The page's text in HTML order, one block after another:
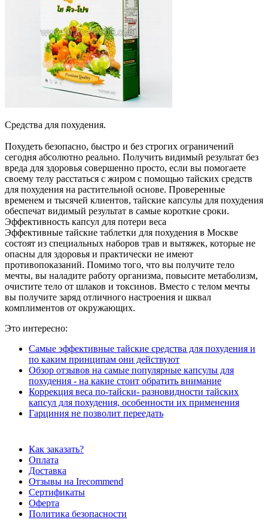
Средства для похудения.
Похудеть безопасно, быстро и без строгих ограничений
сегодня абсолютно реально. Получить видимый результат без
вреда для здоровья совершенно просто, если вы помогаете
своему телу расстаться с жиром с помощью тайских средств
для похудения на растительной основе. Проверенные
временем и тысячей клиентов, тайские капсулы для похудения
обеспечат видимый результат в самые короткие сроки.
Эффективность капсул для потери веса
Эффективные тайские таблетки для похудения в Москве
состоят из специальных наборов трав и вытяжек, которые не
опасны для здоровья и практически не имеют
противопоказаний. Помимо того, что вы получите тело
мечты, вы наладите работу организма, повысите метаболизм,
очистите тело от шлаков и токсинов. Вместо с телом мечты
вы получите заряд отличного настроения и шквал
комплиментов от окружающих.
Это интересно:
Самые эффективные тайские средства для похудения и
по каким принципам они действуют
Обзор отзывов на самые популярные капсулы для
похудения - на какие стоит обратить внимание
Коррекция веса по-тайски- разновидности тайских
капсул для похудения, особенности их применения
Гарциния не позволит переедать
Как заказать?
Оплата
Доставка
Отзывы на Irecommend
Сертификаты
Оферта
Политика безопасности